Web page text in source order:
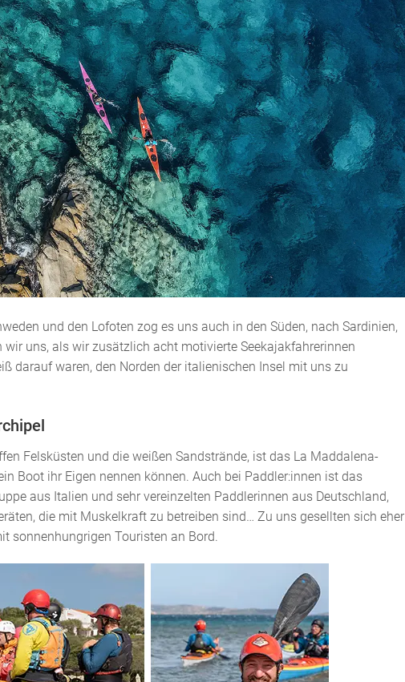
und den Lofoten zog es uns auch in den Süden, nach Sardinien,
uns, als wir zusätzlich acht motivierte Seekajakfahrerinnen
darauf waren, den Norden der italienischen Insel mit uns zu
Felsküsten und die weißen Sandstrände, ist das La Maddalena-
Boot ihr Eigen nennen können. Auch bei Paddler:innen ist das
aus Italien und sehr vereinzelten Paddlerinnen aus Deutschland,
die mit Muskelkraft zu betreiben sind… Zu uns gesellten sich eher
sonnenhungrigen Touristen an Bord.